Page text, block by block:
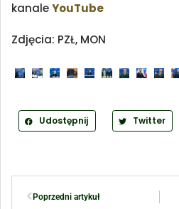
kanaleYouTube
Zdjęcia: PZŁ, MON
Udostępnij Twitter
Poprzedni artykuł